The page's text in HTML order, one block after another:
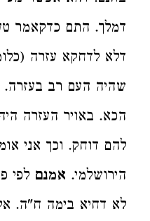
דמלך. התם כדקאמר
דלא לדחקא עזרה
שהיה העם רב בעזרה.
הכא. באויר העזרה
להם דוחק. וכך אני
הירושלמי. אמנם לפי
לא דחיא בימה ח"ה.